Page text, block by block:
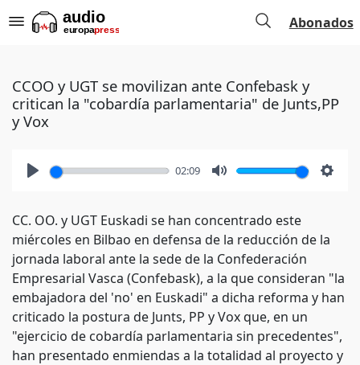
Abonados
CCOO y UGT se movilizan ante Confebask y
critican la "cobardía parlamentaria" de Junts,PP
y Vox
02:09
CC. OO. y UGT Euskadi se han concentrado este
miércoles en Bilbao en defensa de la reducción de la
jornada laboral ante la sede de la Confederación
Empresarial Vasca (Confebask), a la que consideran "la
embajadora del 'no' en Euskadi" a dicha reforma y han
criticado la postura de Junts, PP y Vox que, en un
"ejercicio de cobardía parlamentaria sin precedentes",
han presentado enmiendas a la totalidad al proyecto y